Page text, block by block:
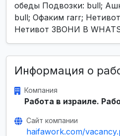
обеды Подвозки: bull;
bull; Офаким rarr;
Нетивот ЗВОНИ В
Информация о
Компания
Работа в израиле.
Сайт компании
haifawork.com/